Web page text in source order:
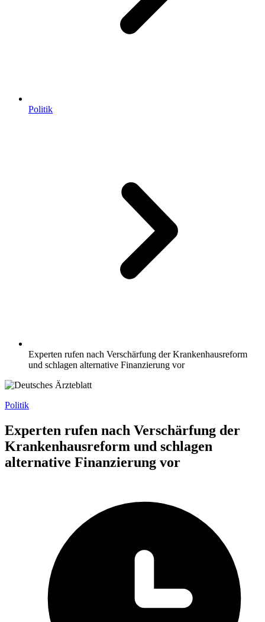
Politik
Experten rufen nach Verschärfung der Krankenhausreform
und schlagen alternative Finanzierung vor
Politik
Experten rufen nach Verschärfung der
Krankenhausreform und schlagen
alternative Finanzierung vor